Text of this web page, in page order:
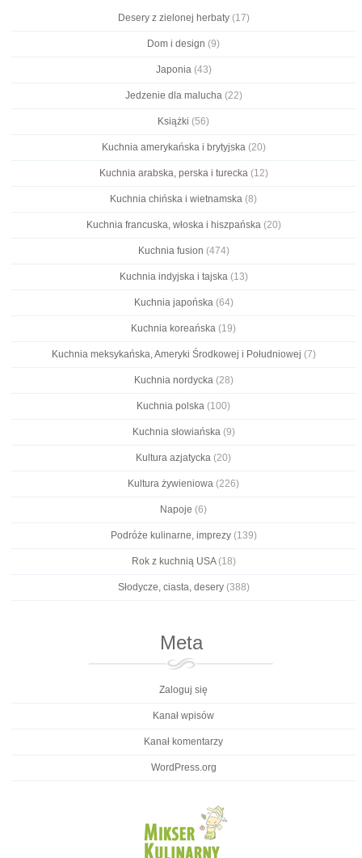
Desery z zielonej herbaty(17)
Dom i design (9)
Japonia(43)
Jedzenie dla malucha(22)
Książki (56)
Kuchnia amerykańska i brytyjska(20)
Kuchnia arabska, perska i turecka(12)
Kuchnia chińska i wietnamska (8)
Kuchnia francuska, włoska i hiszpańska(20)
Kuchnia fusion (474)
Kuchnia indyjska i tajska(13)
Kuchnia japońska(64)
Kuchnia koreańska (19)
Kuchnia meksykańska, Ameryki Środkowej i Południowej (7)
Kuchnia nordycka(28)
Kuchnia polska (100)
Kuchnia słowiańska(9)
Kultura azjatycka (20)
Kultura żywieniowa (226)
Napoje (6)
Podróże kulinarne, imprezy(139)
Rok z kuchnią USA(18)
Słodycze, ciasta, desery(388)
Meta
Zaloguj się
Kanał wpisów
Kanał komentarzy
WordPress.org